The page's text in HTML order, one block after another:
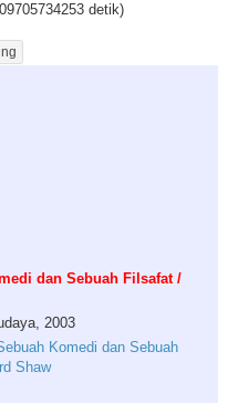
detik)
dan Sebuah Filsafat /
2003
Komedi dan Sebuah
Shaw